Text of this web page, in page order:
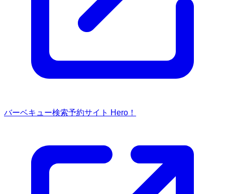
バーベキュー検索予約サイト Hero！